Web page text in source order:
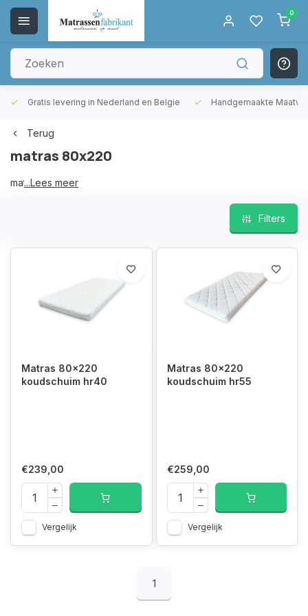
0
binnen 5 werkdagen Gratis levering in Nederland en Belgie
Terug
matras 80x220
matras 80x220
...Lees meer
Filters
Matras 80x220
koudschuim hr40
€239,00
Vergelijk
Matras 80x220
koudschuim hr55
€259,00
Vergelijk
1